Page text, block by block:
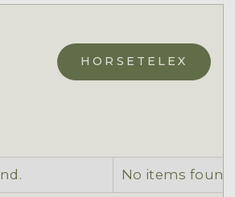
HORSETELEX
No items